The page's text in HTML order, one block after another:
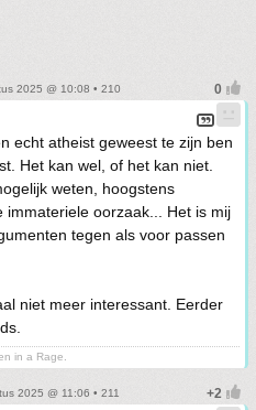
2025 @ 10:08 • 210
echt atheist geweest te zijn ben
Het kan wel, of het kan niet.
weten, hoogstens
oorzaak... Het is mij
tegen als voor passen
niet meer interessant. Eerder
in a Rage.
2025 @ 11:06 • 211